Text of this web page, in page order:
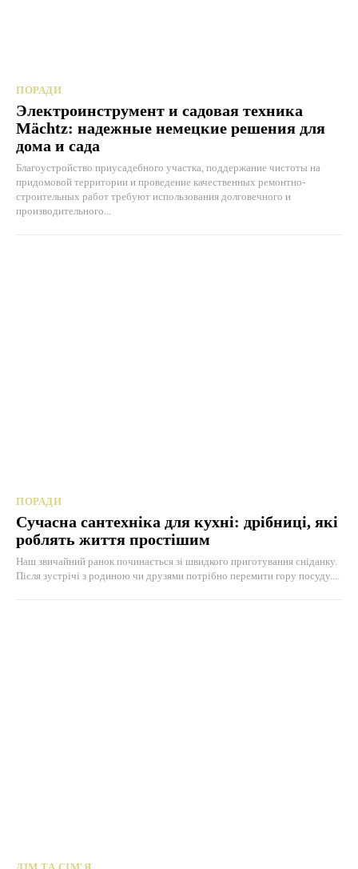
ПОРАДИ
Электроинструмент и садовая техника
Mächtz: надежные немецкие решения для
дома и сада
Благоустройство приусадебного участка, поддержание чистоты на
придомовой территории и проведение качественных ремонтно-
строительных работ требуют использования долговечного и
производительного...
ПОРАДИ
Сучасна сантехніка для кухні: дрібниці, які
роблять життя простішим
Наш звичайний ранок починається зі швидкого приготування сніданку.
Після зустрічі з родиною чи друзями потрібно перемити гору посуду....